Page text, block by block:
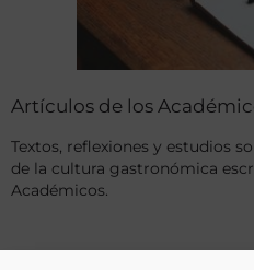
Artículos de los
Textos, reflexiones y estudios
de la cultura gastronómica
Académicos.